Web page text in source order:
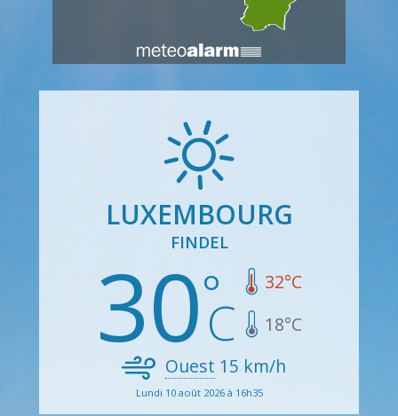
LUXEMBOURG
FINDEL
30 32°C
18°C
Ouest 15 km/h
Lundi 10 août 2026 à 16h35